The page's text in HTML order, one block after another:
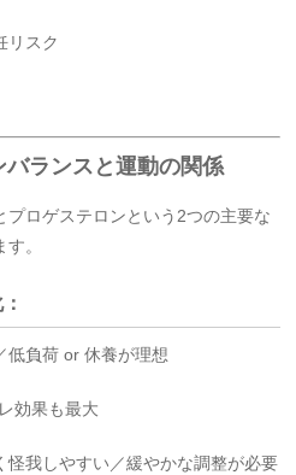
リスク
バランスと運動の関係
ロゲステロンという2つの主要な
。
低負荷 or 休養が理想
効果も最大
怪我しやすい／緩やかな調整が必要